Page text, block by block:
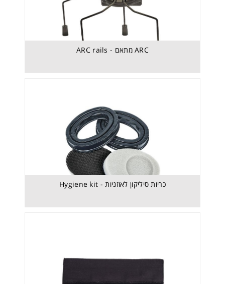
ARC מתאם - ARC rails
כריות סיליקון לאוזניות - Hygiene kit